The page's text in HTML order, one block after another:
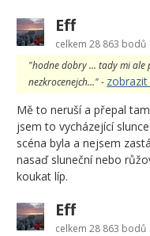
Eff
celkem 28 863 bodů
"hodne dobry ... tady mi ale
nezkrocenejch..." -
Mě to neruší a přepal
jsem to vycházející
scéna byla a nejsem
nasaď sluneční nebo
koukat líp.
Eff
celkem 28 863 bodů